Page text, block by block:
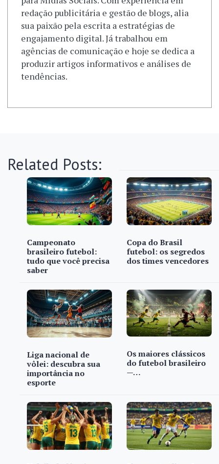
redação publicitária e gestão de blogs, alia
sua paixão pela escrita a estratégias de
engajamento digital. Já trabalhou em
agências de comunicação e hoje se dedica a
produzir artigos informativos e análises de
tendências.
Related Posts:
Campeonato
brasileiro futebol:
tudo que você precisa
saber
Copa do Brasil
futebol: os segredos
dos times vencedores
Liga nacional de
vôlei: descubra sua
importância no
esporte
Os maiores clássicos
do futebol brasileiro
—…